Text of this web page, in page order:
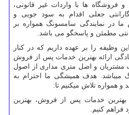
فروشگاه ها با واردات غیر قانونی،
جعلی اقدام به سود جویی و
ما در نمایندگی سامسونگ همواره بر
مطمئن و پاسخگو می باشد.
این وظیفه را بر عهده داریم که در کنار
ارائه بهترین خدمات پس از فروش
مشتریان و اصل متری مداری از اصول
میباشد. هدف همیشگی ما احترام به
همواره تلاش میکنیم تا:
بهترین خدمات پس از فروش، بهترین
فراهم کنیم.